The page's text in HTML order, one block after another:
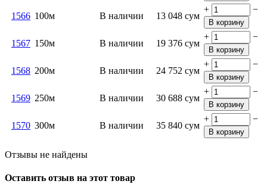
1566 100м В наличии 13 048 сум
+ −
В корзину
1567 150м В наличии 19 376 сум
+ −
В корзину
1568 200м В наличии 24 752 сум
+ −
В корзину
1569 250м В наличии 30 688 сум
+ −
В корзину
1570 300м В наличии 35 840 сум
+ −
В корзину
Отзывы не найдены
Оставить отзыв на этот товар